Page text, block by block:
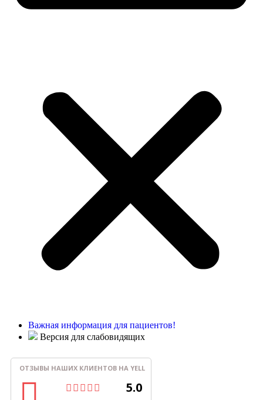
Важная информация для пациентов!
Версия для слабовидящих
ОТЗЫВЫ НАШИХ КЛИЕНТОВ НА YELL
5.0